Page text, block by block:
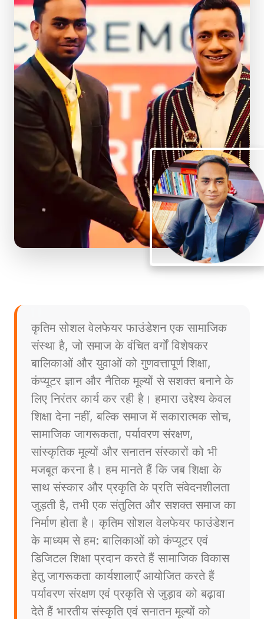
कृतिम सोशल वेलफेयर फाउंडेशन एक सामाजिक
संस्था है, जो समाज के वंचित वर्गों विशेषकर
बालिकाओं और युवाओं को गुणवत्तापूर्ण शिक्षा,
कंप्यूटर ज्ञान और नैतिक मूल्यों से सशक्त बनाने के
लिए निरंतर कार्य कर रही है। हमारा उद्देश्य केवल
शिक्षा देना नहीं, बल्कि समाज में सकारात्मक सोच,
सामाजिक जागरूकता, पर्यावरण संरक्षण,
सांस्कृतिक मूल्यों और सनातन संस्कारों को भी
मजबूत करना है। हम मानते हैं कि जब शिक्षा के
साथ संस्कार और प्रकृति के प्रति संवेदनशीलता
जुड़ती है, तभी एक संतुलित और सशक्त समाज का
निर्माण होता है। कृतिम सोशल वेलफेयर फाउंडेशन
के माध्यम से हम: बालिकाओं को कंप्यूटर एवं
डिजिटल शिक्षा प्रदान करते हैं सामाजिक विकास
हेतु जागरूकता कार्यशालाएँ आयोजित करते हैं
पर्यावरण संरक्षण एवं प्रकृति से जुड़ाव को बढ़ावा
देते हैं भारतीय संस्कृति एवं सनातन मूल्यों को